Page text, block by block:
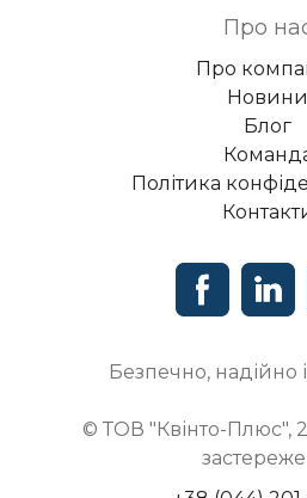
Про
Про
Новини
Блог
Політика
Безпечно, надійно
© ТОВ "Квінто-Плюс",